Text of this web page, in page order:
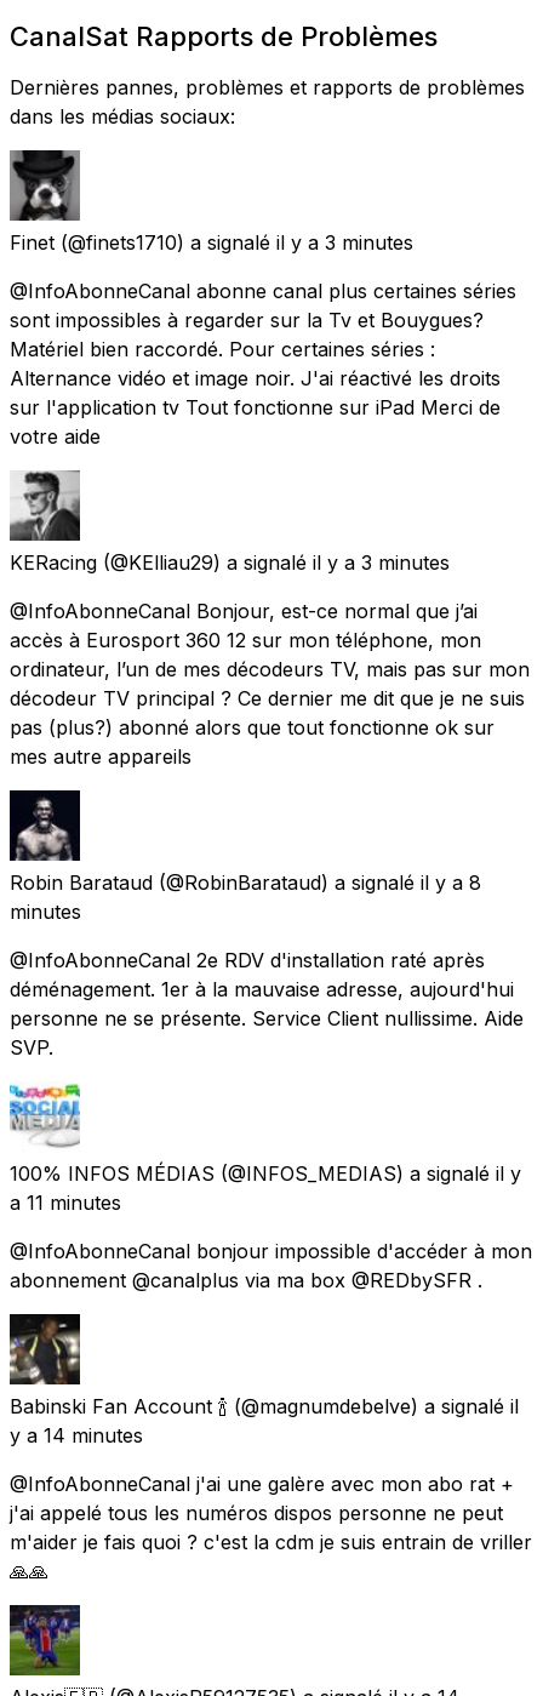
CanalSat Rapports de Problèmes
Dernières pannes, problèmes et rapports de problèmes
dans les médias sociaux:
Finet (@finets1710) a signalé il y a 3 minutes
@InfoAbonneCanal abonne canal plus certaines séries
sont impossibles à regarder sur la Tv et Bouygues?
Matériel bien raccordé. Pour certaines séries :
Alternance vidéo et image noir. J'ai réactivé les droits
sur l'application tv Tout fonctionne sur iPad Merci de
votre aide
KERacing (@KElliau29) a signalé il y a 3 minutes
@InfoAbonneCanal Bonjour, est-ce normal que j’ai
accès à Eurosport 360 12 sur mon téléphone, mon
ordinateur, l’un de mes décodeurs TV, mais pas sur mon
décodeur TV principal ? Ce dernier me dit que je ne suis
pas (plus?) abonné alors que tout fonctionne ok sur
mes autre appareils
Robin Barataud (@RobinBarataud) a signalé il y a 8
minutes
@InfoAbonneCanal 2e RDV d'installation raté après
déménagement. 1er à la mauvaise adresse, aujourd'hui
personne ne se présente. Service Client nullissime. Aide
SVP.
100% INFOS MÉDIAS (@INFOS_MEDIAS) a signalé il y
a 11 minutes
@InfoAbonneCanal bonjour impossible d'accéder à mon
abonnement @canalplus via ma box @REDbySFR .
Babinski Fan Account 🍾 (@magnumdebelve) a signalé il
y a 14 minutes
@InfoAbonneCanal j'ai une galère avec mon abo rat +
j'ai appelé tous les numéros dispos personne ne peut
m'aider je fais quoi ? c'est la cdm je suis entrain de vriller
🙏🙏